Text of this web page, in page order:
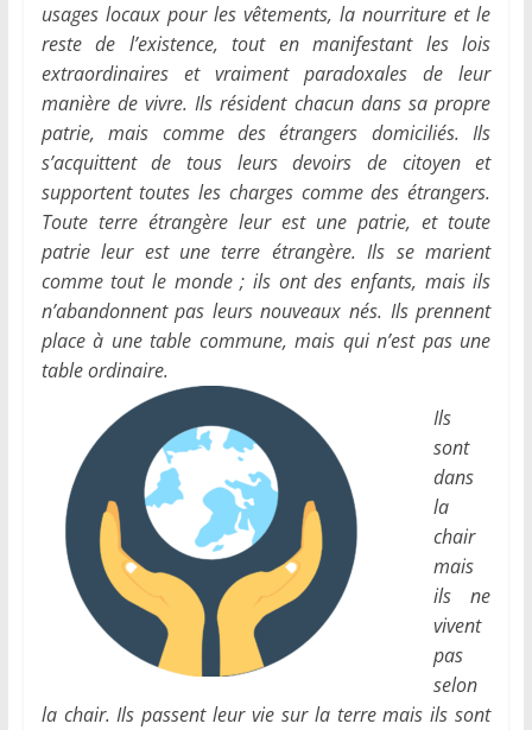
usages locaux pour les vêtements, la nourriture et le
reste de l’existence, tout en manifestant les lois
extraordinaires et vraiment paradoxales de leur
manière de vivre. Ils résident chacun dans sa propre
patrie, mais comme des étrangers domiciliés. Ils
s’acquittent de tous leurs devoirs de citoyen et
supportent toutes les charges comme des étrangers.
Toute terre étrangère leur est une patrie, et toute
patrie leur est une terre étrangère. Ils se marient
comme tout le monde ; ils ont des enfants, mais ils
n’abandonnent pas leurs nouveaux nés. Ils prennent
place à une table commune, mais qui n’est pas une
table ordinaire.
Ils
sont
dans
la
chair
mais
ils ne
vivent
pas
selon
la chair. Ils passent leur vie sur la terre mais ils sont